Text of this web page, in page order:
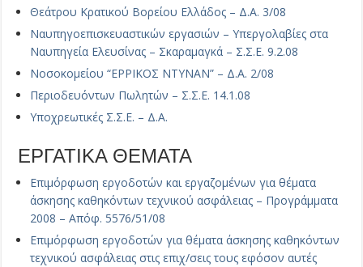
Θεάτρου Κρατικού Βορείου Ελλάδος – Δ.Α. 3/08
Ναυπηγοεπισκευαστικών εργασιών – Υπεργολαβίες στα
Ναυπηγεία Ελευσίνας – Σκαραμαγκά – Σ.Σ.Ε. 9.2.08
Νοσοκομείου “ΕΡΡΙΚΟΣ ΝΤΥΝΑΝ” – Δ.Α. 2/08
Περιοδευόντων Πωλητών – Σ.Σ.Ε. 14.1.08
Υποχρεωτικές Σ.Σ.Ε. – Δ.Α.
ΕΡΓΑΤΙΚΑ ΘΕΜΑΤΑ
Επιμόρφωση εργοδοτών και εργαζομένων για θέματα
άσκησης καθηκόντων τεχνικού ασφάλειας – Προγράμματα
2008 – Απόφ. 5576/51/08
Επιμόρφωση εργοδοτών για θέματα άσκησης καθηκόντων
τεχνικού ασφάλειας στις επιχ/σεις τους εφόσον αυτές